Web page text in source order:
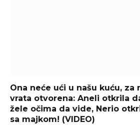
Ona neće ući u našu kuću, za
vrata otvorena: Aneli otkrila
žele očima da vide, Nerio
sa majkom! (VIDEO)